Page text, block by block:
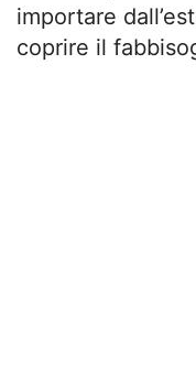
importare
coprire il